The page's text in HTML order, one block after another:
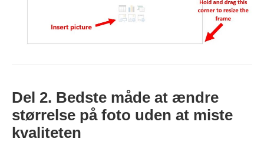
Del 2. Bedste måde at ændre
størrelse på foto uden at miste
kvaliteten